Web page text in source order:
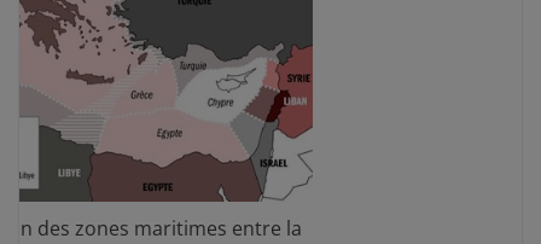
des zones maritimes entre la